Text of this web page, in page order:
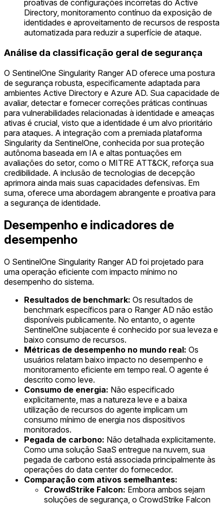
proativas de configurações incorretas do Active
Directory, monitoramento contínuo da exposição de
identidades e aproveitamento de recursos de resposta
automatizada para reduzir a superfície de ataque.
Análise da classificação geral de segurança
O SentinelOne Singularity Ranger AD oferece uma postura
de segurança robusta, especificamente adaptada para
ambientes Active Directory e Azure AD. Sua capacidade de
avaliar, detectar e fornecer correções práticas contínuas
para vulnerabilidades relacionadas à identidade e ameaças
ativas é crucial, visto que a identidade é um alvo prioritário
para ataques. A integração com a premiada plataforma
Singularity da SentinelOne, conhecida por sua proteção
autônoma baseada em IA e altas pontuações em
avaliações do setor, como o MITRE ATT&CK, reforça sua
credibilidade. A inclusão de tecnologias de decepção
aprimora ainda mais suas capacidades defensivas. Em
suma, oferece uma abordagem abrangente e proativa para
a segurança de identidade.
Desempenho e indicadores de
desempenho
O SentinelOne Singularity Ranger AD foi projetado para
uma operação eficiente com impacto mínimo no
desempenho do sistema.
Resultados de benchmark: Os resultados de
benchmark específicos para o Ranger AD não estão
disponíveis publicamente. No entanto, o agente
SentinelOne subjacente é conhecido por sua leveza e
baixo consumo de recursos.
Métricas de desempenho no mundo real: Os
usuários relatam baixo impacto no desempenho e
monitoramento eficiente em tempo real. O agente é
descrito como leve.
Consumo de energia: Não especificado
explicitamente, mas a natureza leve e a baixa
utilização de recursos do agente implicam um
consumo mínimo de energia nos dispositivos
monitorados.
Pegada de carbono: Não detalhada explicitamente.
Como uma solução SaaS entregue na nuvem, sua
pegada de carbono está associada principalmente às
operações do data center do fornecedor.
Comparação com ativos semelhantes:
CrowdStrike Falcon: Embora ambos sejam
soluções de segurança, o CrowdStrike Falcon